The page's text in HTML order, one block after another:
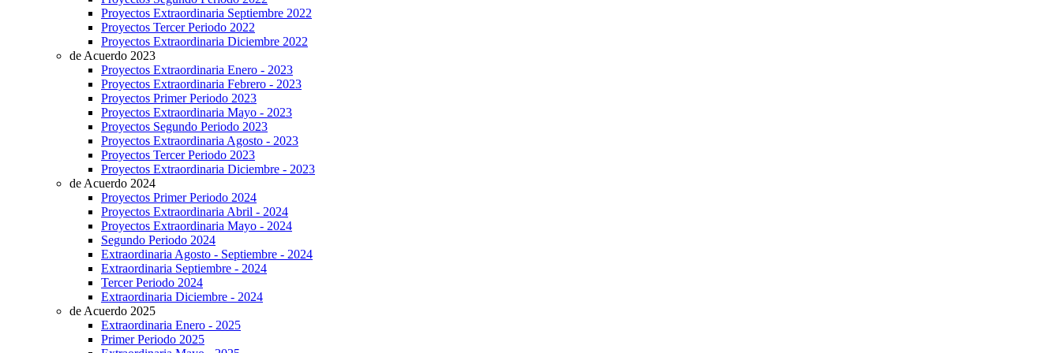
Proyectos Extraordinaria Septiembre 2022
Proyectos Tercer Periodo 2022
Proyectos Extraordinaria Diciembre 2022
de Acuerdo 2023
Proyectos Extraordinaria Enero - 2023
Proyectos Extraordinaria Febrero - 2023
Proyectos Primer Periodo 2023
Proyectos Extraordinaria Mayo - 2023
Proyectos Segundo Periodo 2023
Proyectos Extraordinaria Agosto - 2023
Proyectos Tercer Periodo 2023
Proyectos Extraordinaria Diciembre - 2023
de Acuerdo 2024
Proyectos Primer Periodo 2024
Proyectos Extraordinaria Abril - 2024
Proyectos Extraordinaria Mayo - 2024
Segundo Periodo 2024
Extraordinaria Agosto - Septiembre - 2024
Extraordinaria Septiembre - 2024
Tercer Periodo 2024
Extraordinaria Diciembre - 2024
de Acuerdo 2025
Extraordinaria Enero - 2025
Primer Periodo 2025